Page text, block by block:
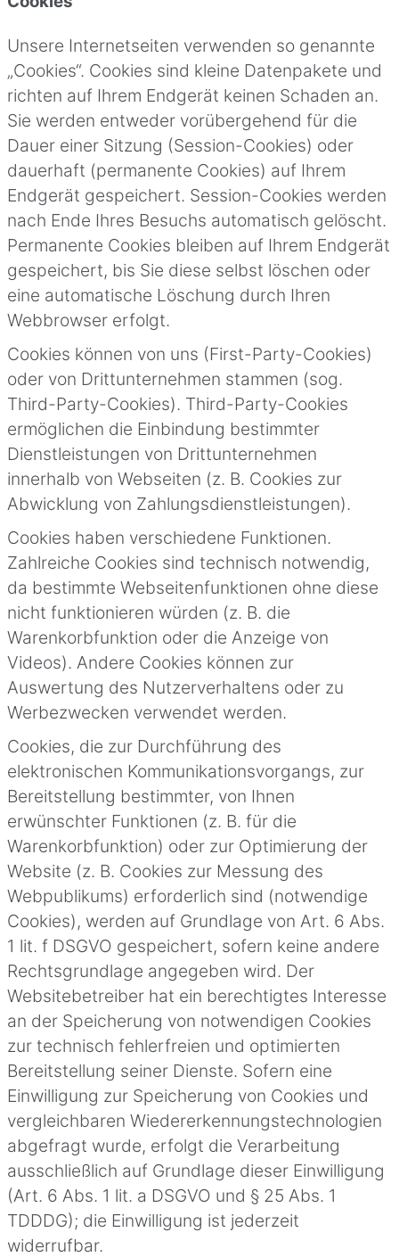
Unsere Internetseiten verwenden so genannte
„Cookies“. Cookies sind kleine Datenpakete und
richten auf Ihrem Endgerät keinen Schaden an.
Sie werden entweder vorübergehend für die
Dauer einer Sitzung (Session-Cookies) oder
dauerhaft (permanente Cookies) auf Ihrem
Endgerät gespeichert. Session-Cookies werden
nach Ende Ihres Besuchs automatisch gelöscht.
Permanente Cookies bleiben auf Ihrem Endgerät
gespeichert, bis Sie diese selbst löschen oder
eine automatische Löschung durch Ihren
Webbrowser erfolgt.
Cookies können von uns (First-Party-Cookies)
oder von Drittunternehmen stammen (sog.
Third-Party-Cookies). Third-Party-Cookies
ermöglichen die Einbindung bestimmter
Dienstleistungen von Drittunternehmen
innerhalb von Webseiten (z. B. Cookies zur
Abwicklung von Zahlungsdienstleistungen).
Cookies haben verschiedene Funktionen.
Zahlreiche Cookies sind technisch notwendig,
da bestimmte Webseitenfunktionen ohne diese
nicht funktionieren würden (z. B. die
Warenkorbfunktion oder die Anzeige von
Videos). Andere Cookies können zur
Auswertung des Nutzerverhaltens oder zu
Werbezwecken verwendet werden.
Cookies, die zur Durchführung des
elektronischen Kommunikationsvorgangs, zur
Bereitstellung bestimmter, von Ihnen
erwünschter Funktionen (z. B. für die
Warenkorbfunktion) oder zur Optimierung der
Website (z. B. Cookies zur Messung des
Webpublikums) erforderlich sind (notwendige
Cookies), werden auf Grundlage von Art. 6 Abs.
1 lit. f DSGVO gespeichert, sofern keine andere
Rechtsgrundlage angegeben wird. Der
Websitebetreiber hat ein berechtigtes Interesse
an der Speicherung von notwendigen Cookies
zur technisch fehlerfreien und optimierten
Bereitstellung seiner Dienste. Sofern eine
Einwilligung zur Speicherung von Cookies und
vergleichbaren Wiedererkennungstechnologien
abgefragt wurde, erfolgt die Verarbeitung
ausschließlich auf Grundlage dieser Einwilligung
(Art. 6 Abs. 1 lit. a DSGVO und § 25 Abs. 1
TDDDG); die Einwilligung ist jederzeit
widerrufbar.